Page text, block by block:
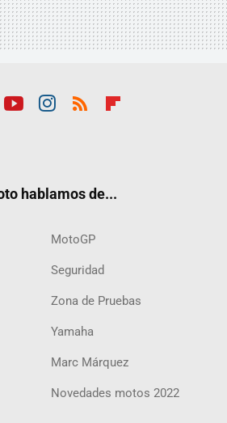
hablamos de...
MotoGP
Seguridad
Zona de Pruebas
Yamaha
Marc Márquez
Novedades motos 2022